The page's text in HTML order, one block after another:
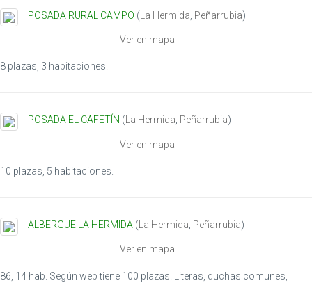
POSADA RURAL CAMPO ( La Hermida Peñarrubia)
Ver en mapa
8 plazas, 3 habitaciones.
POSADA EL CAFETÍN (La Hermida, Peñarrubia)
Ver en mapa
10 plazas, 5 habitaciones.
ALBERGUE LA HERMIDA ( La Hermida Peñarrubia)
Ver en mapa
86, 14 hab. Según web tiene 100 plazas. Literas, duchas comunes,